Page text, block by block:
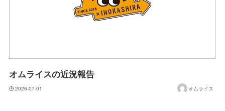
オムライスの近況報告
2026-07-01 オムライス